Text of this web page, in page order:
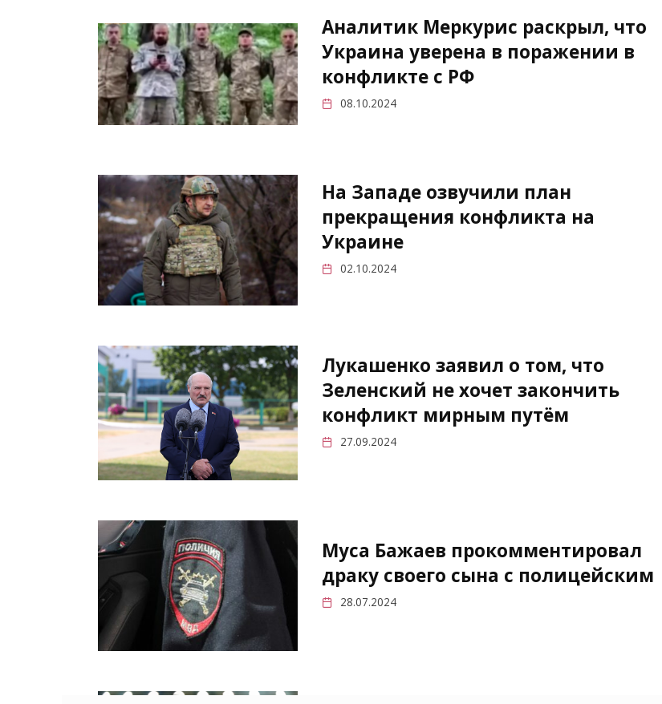
Аналитик Меркурис раскрыл, что
Украина уверена в поражении в
конфликте с РФ
08.10.2024
На Западе озвучили план
прекращения конфликта на
Украине
02.10.2024
Лукашенко заявил о том, что
Зеленский не хочет закончить
конфликт мирным путём
27.09.2024
Муса Бажаев прокомментировал
драку своего сына с полицейским
28.07.2024